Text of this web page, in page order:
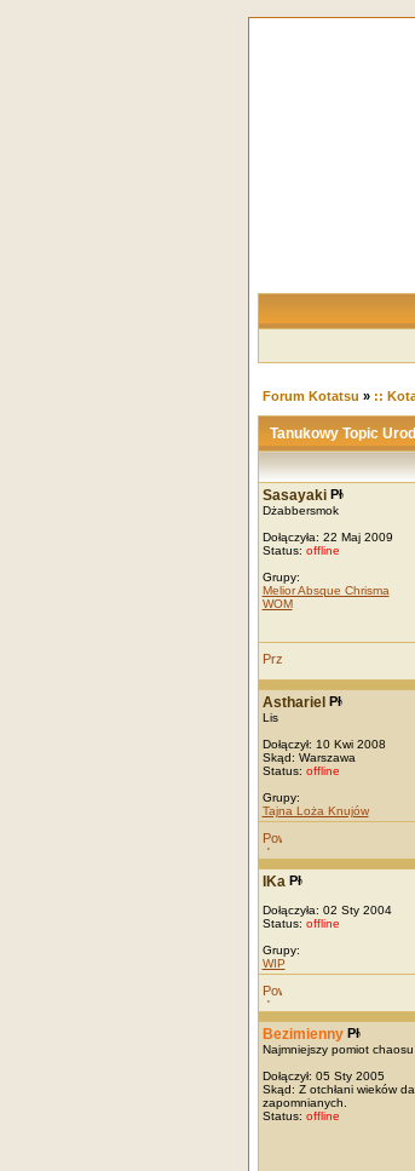
Forum Kotatsu » ::
Tanukowy Topic
Sasayaki
Dżabbersmok
Dołączyła: 22 Maj 2009
Status: offline
Grupy:
Melior Absque Chrisma
WOM
Asthariel
Lis
Dołączył: 10 Kwi 2008
Skąd: Warszawa
Status: offline
Grupy:
Tajna Loża Knujów
IKa
Dołączyła: 02 Sty 2004
Status: offline
Grupy:
WIP
Bezimienny
Najmniejszy pomiot chaosu
Dołączył: 05 Sty 2005
Skąd: Z otchłani wieków
zapomnianych.
Status: offline